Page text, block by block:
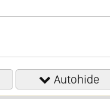
Autohide